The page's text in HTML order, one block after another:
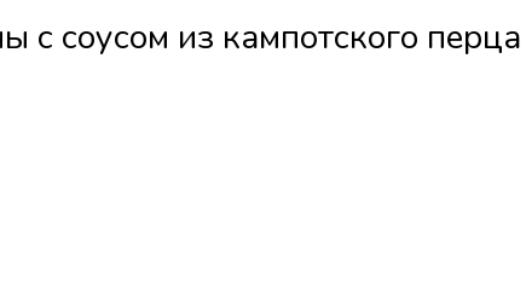
с соусом из кампотского